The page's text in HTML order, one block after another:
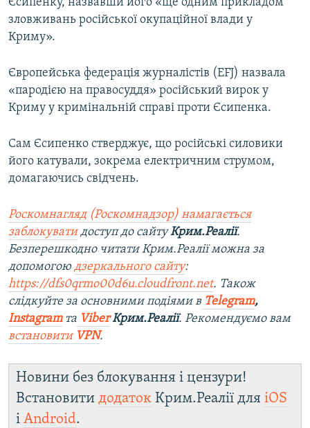
Єсипенку, назвавши його «ще одним прикладом
зловживань російської окупаційної влади у
Криму».
Європейська федерація журналістів (EFJ) назвала
«пародією на правосуддя» російський вирок у
Криму у кримінальній справі проти Єсипенка.
Сам Єсипенко стверджує, що російські силовики
його катували, зокрема електричним струмом,
домагаючись свідчень.
Роскомнагляд (Роскомнадзор) намагається
заблокуватидоступ до сайтуКрим.Реалії.
Безперешкодно читати Крим.Реалії можна за
допомогою дзеркального сайту:
https://dfs0qrmo00d6u.cloudfront.net. Також
слідкуйте за основними подіями в Telegram,
Instagramта ViberКрим.Реалії. Рекомендуємо вам
встановити VPN.
Новини без блокування і цензури!
Встановити додаток Крим.Реалії для iOS
і Android.